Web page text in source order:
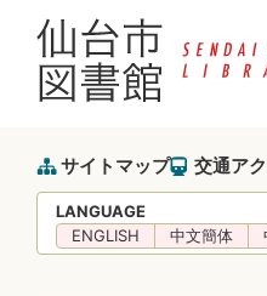
サイトマップ 交通ア
LANGUAGE
ENGLISH
中文簡体